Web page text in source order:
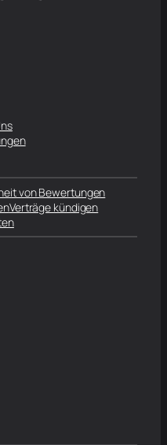
von Bewertungen
Verträge kündigen